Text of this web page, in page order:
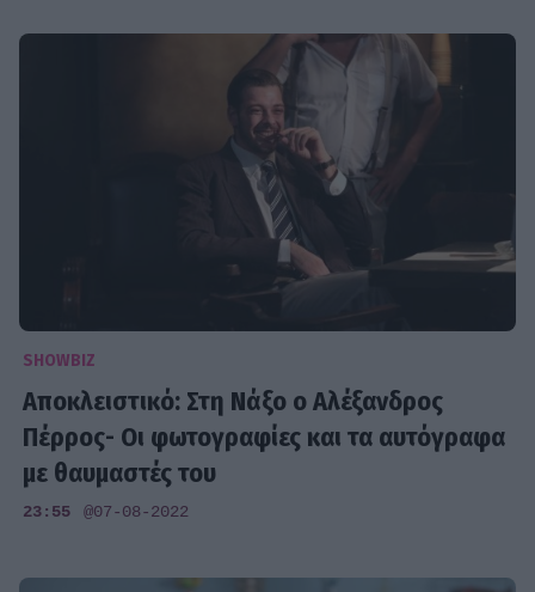
SHOWBIZ
Αποκλειστικό: Στη Νάξο ο Αλέξανδρος
Πέρρος- Οι φωτογραφίες και τα αυτόγραφα
με θαυμαστές του
23:55 @07-08-2022